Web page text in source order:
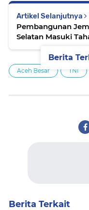
Artikel Selanjutnya
Pembangunan
Selatan Masuki
Aceh Besar TNI
Berita Terkait
Berita